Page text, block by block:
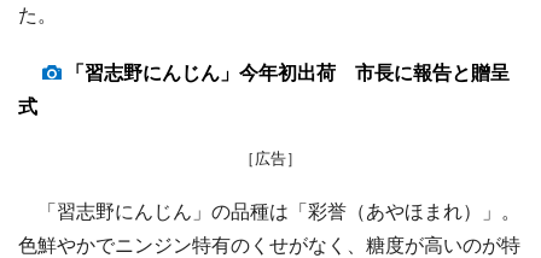
た。
「習志野にんじん」今年初出荷 市長に報告と贈呈
式
［広告］
「習志野にんじん」の品種は「彩誉（あやほまれ）」。
色鮮やかでニンジン特有のくせがなく、糖度が高いのが特